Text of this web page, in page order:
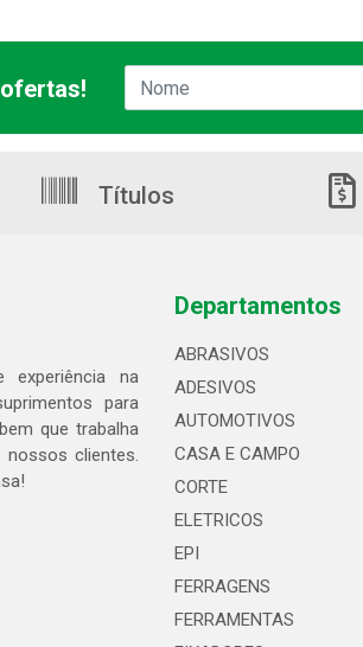
Títulos
na
para
que trabalha
clientes.
Departamentos
ABRASIVOS
ADESIVOS
AUTOMOTIVOS
CASA E CAMPO
CORTE
ELETRICOS
EPI
FERRAGENS
FERRAMENTAS